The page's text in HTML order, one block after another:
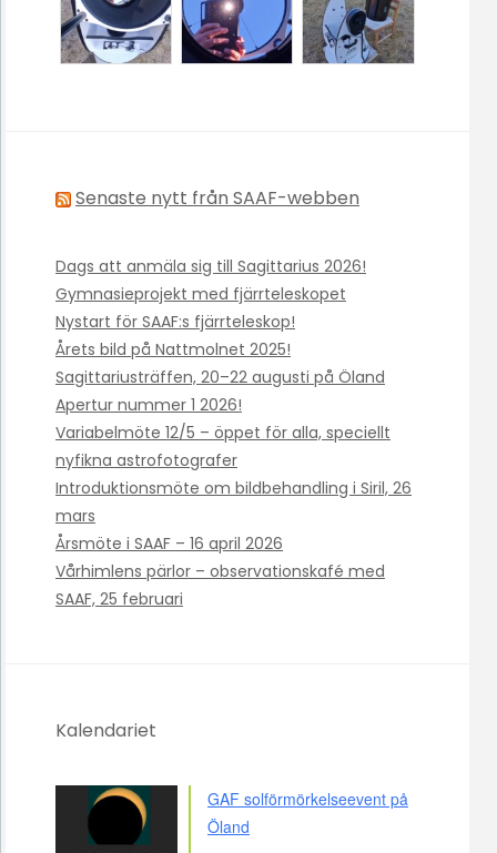
Senaste nytt från SAAF-webben
Dags att anmäla sig till Sagittarius 2026!
Gymnasieprojekt med fjärrteleskopet
Nystart för SAAF:s fjärrteleskop!
Årets bild på Nattmolnet 2025!
Sagittariusträffen, 20–22 augusti på Öland
Apertur nummer 1 2026!
Variabelmöte 12/5 – öppet för alla, speciellt
nyfikna astrofotografer
Introduktionsmöte om bildbehandling i Siril, 26
mars
Årsmöte i SAAF – 16 april 2026
Vårhimlens pärlor – observationskafé med
SAAF, 25 februari
Kalendariet
GAF solförmörkelseevent på
Öland